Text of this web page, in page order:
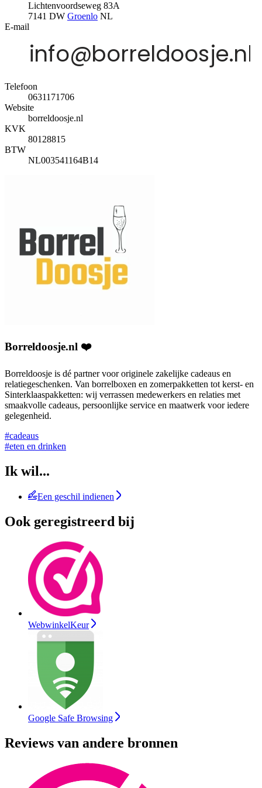
Lichtenvoordseweg 83A
7141 DW Groenlo NL
E-mail
Telefoon
0631171706
Website
borreldoosje.nl
KVK
80128815
BTW
NL003541164B14
Borreldoosje.nl ❤️
Borreldoosje is dé partner voor originele zakelijke cadeaus en
relatiegeschenken. Van borrelboxen en zomerpakketten tot kerst- en
Sinterklaaspakketten: wij verrassen medewerkers en relaties met
smaakvolle cadeaus, persoonlijke service en maatwerk voor iedere
gelegenheid.
#cadeaus
#eten en drinken
Ik wil...
Een geschil indienen
Ook geregistreerd bij
WebwinkelKeur
Google Safe Browsing
Reviews van andere bronnen